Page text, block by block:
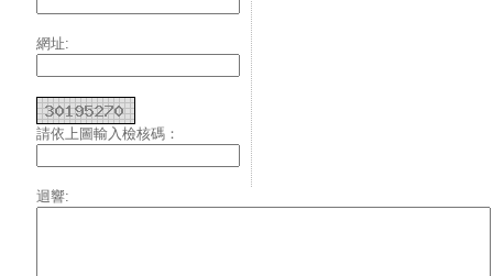
網址:
請依上圖輸入檢核碼：
迴響: